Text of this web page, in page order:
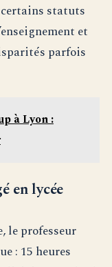
certains statuts
et
parfois
à Lyon :
en lycée
le professeur
: 15 heures